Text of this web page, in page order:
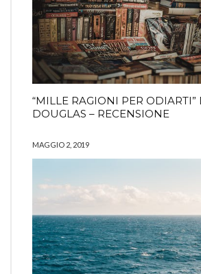
“MILLE RAGIONI PER
DOUGLAS – RECENSIONE
MAGGIO 2, 2019